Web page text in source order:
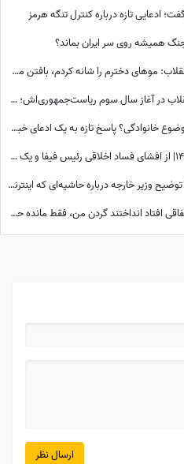
ادعایی تازه درباره کنترل تنگه هرمز
همیشه روی سر ایران بماند؟
مروری بر خاطرات شیرین رهبر شهید انقلاب: موهای دخترم را شانه کردم، بافتن موی سر را خیلی خوب بلدم اما با یک دست نمی‌شود؛ رفقای پاسدار آمدند و.../ روایتی از پدرانگیِ دلنشین آقای شهید
خبر داغ| دیدار مهم پزشکیان با رهبر انقلاب در آغاز سال سوم ریاست‌جمهوری‌اش؛ معیشت مردم و آینده جنگ از محورهای اصلی گفتگو
استعفای سردار ذوالقدر به دلیل یک موضوع خانوادگی؟ پاسخ تازه به یک ادعای خبرساز
آخرین اخبار ایران و جهان؛ 17 مرداد 1405| از افشای فساد اخلاقی رئیس فیفا و یک زن تا سوژه شدن جوراب‌های شهباز شریف
ایران کنوانسیون خزر را پذیرفته است؟ توضیح وزیر خارجه درباره حاشیه‌ای که اینترنشنال برای ایران درست کرد
محمود احمدی‌نژاد: در این کشور هر اتفاقی افتاد انداختند گردن من، فقط مانده حمله مغول!
ارسال نظر